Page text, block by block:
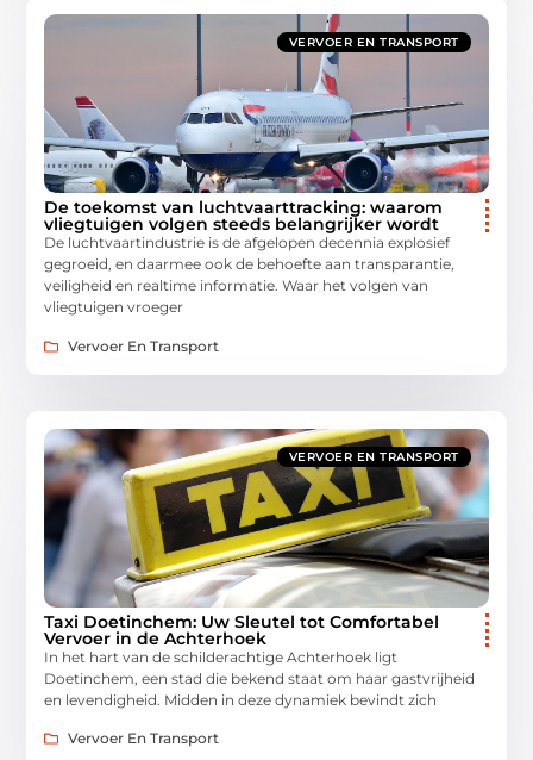
VERVOER EN TRANSPORT
De toekomst van luchtvaarttracking: waarom
vliegtuigen volgen steeds belangrijker wordt
De luchtvaartindustrie is de afgelopen decennia explosief
gegroeid, en daarmee ook de behoefte aan transparantie,
veiligheid en realtime informatie. Waar het volgen van
vliegtuigen vroeger
Vervoer En Transport
VERVOER EN TRANSPORT
Taxi Doetinchem: Uw Sleutel tot Comfortabel
Vervoer in de Achterhoek
In het hart van de schilderachtige Achterhoek ligt
Doetinchem, een stad die bekend staat om haar gastvrijheid
en levendigheid. Midden in deze dynamiek bevindt zich
Vervoer En Transport